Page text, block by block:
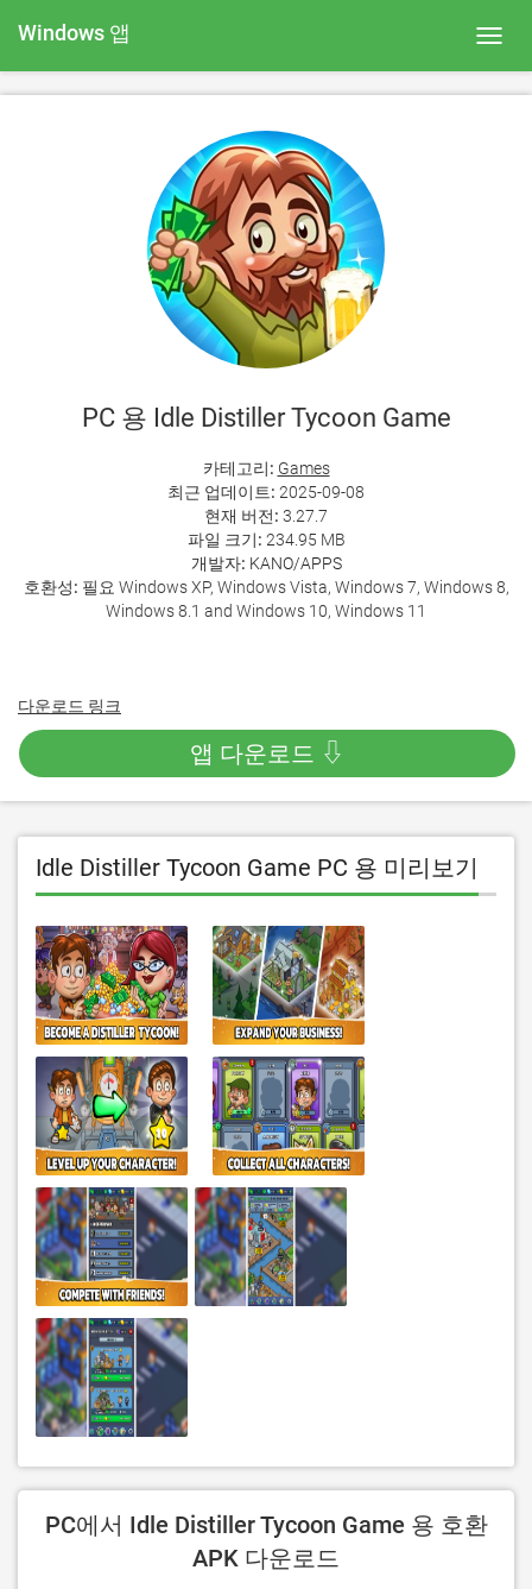
Windows 앱
PC 용 Idle Distiller Tycoon Game
카테고리: Games
최근 업데이트: 2025-09-08
현재 버전: 3.27.7
파일 크기: 234.95 MB
개발자: KANO/APPS
호환성: 필요 Windows XP, Windows Vista, Windows 7, Windows 8,
Windows 8.1 and Windows 10, Windows 11
다운로드 링크
앱 다운로드 ⇩
Idle Distiller Tycoon Game PC 용 미리보기
PC에서 Idle Distiller Tycoon Game 용 호환
APK 다운로드